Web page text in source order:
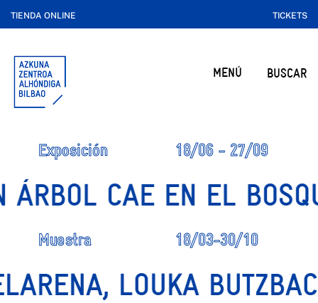
TIENDA ONLINE TICKETS
MENÚ BUSCAR
Exposición 18/06 - 27/09
CAE EN EL
Muestra 18/03-30/10
LOUKA